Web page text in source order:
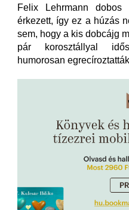
Felix Lehrmann
érkezett, így ez a húzás
sem, hogy a kis dobcájg
pár korosztállyal
humorosan